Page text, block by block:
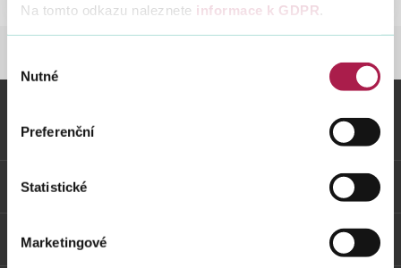
Na tomto odkazu naleznete informace k GDPR
souhlasu
Nutné
Preferenční
Statistické
Marketingové
Vybrané informace
Odkazy
Weby FS